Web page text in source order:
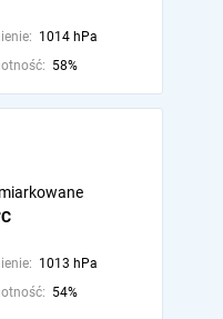
1014 hPa
58%
1013 hPa
54%